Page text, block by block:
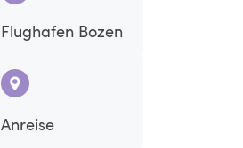
Flughafen Bozen
Anreise